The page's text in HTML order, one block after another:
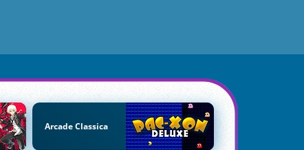
Arcade Classica